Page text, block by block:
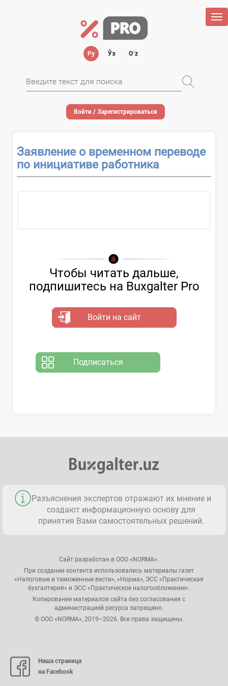
Ру Ўз Oʻz
Войти / Зарегистрироваться
Заявление о временном переводе
по инициативе работника
Чтобы читать дальше,
подпишитесь на Buxgalter Pro
Войти на сайт
Подписаться
Разъяснения экспертов отражают их мнение и
создают информационную основу для
принятия Вами самостоятельных решений.
Сайт разработан в ООО «NORMA».
При создании контента использовались материалы газет
«Налоговые и таможенные вести», «Норма», ЭСС «Практическая
бухгалтерия» и ЭСС «Практическое налогообложение».
Копирование материалов сайта без согласования с
администрацией ресурса запрещено.
© ООО «NORMA», 2019–2026. Все права защищены.
Наша страница
на Facebook